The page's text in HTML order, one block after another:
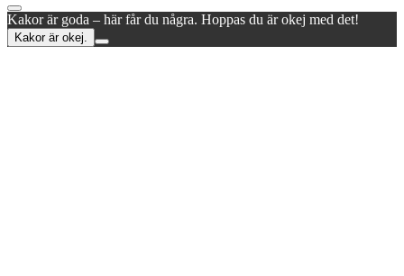
Rulla
till
toppen
Kakor är goda – här får du några. Hoppas du är okej med det!
Kakor är okej.